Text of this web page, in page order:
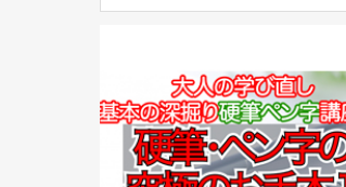
ださい。「書の世界樹」